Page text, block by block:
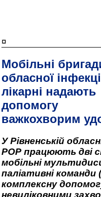
¤
Мобільні
обласної
лікарні надають
допомогу
важкохворим
У Рівненській
РОР працюють дві
мобільні
паліативні
комплексну
невиліковними